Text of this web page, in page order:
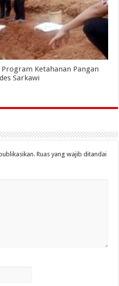
Ketahanan Pangan
Sarkawi
Ruas yang wajib ditandai